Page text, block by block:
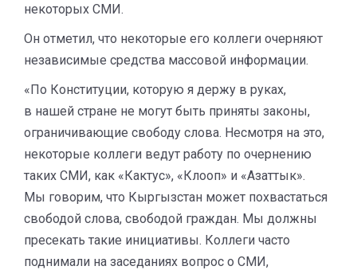
некоторых СМИ.
Он отметил, что некоторые его коллеги очерняют
независимые средства массовой информации.
«По Конституции, которую я держу в руках,
в нашей стране не могут быть приняты законы,
ограничивающие свободу слова. Несмотря на это,
некоторые коллеги ведут работу по очернению
таких СМИ, как «Кактус», «Клооп» и «Азаттык».
Мы говорим, что Кыргызстан может похвастаться
свободой слова, свободой граждан. Мы должны
пресекать такие инициативы. Коллеги часто
поднимали на заседаниях вопрос о СМИ,